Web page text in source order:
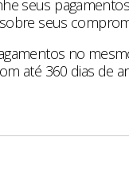
seus
seus
no
até 360 dias de